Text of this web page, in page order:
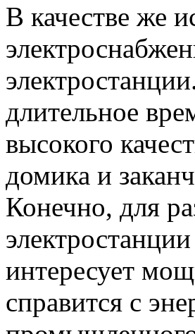
В качестве же
длительное
высокого
домика и
Конечно, для
интересует
справится с